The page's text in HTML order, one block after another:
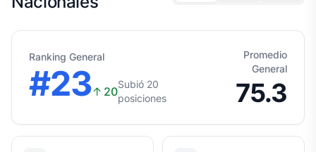
Ranking General
#23↑ 20
Subió 20
posiciones
Promedio
General
75.3